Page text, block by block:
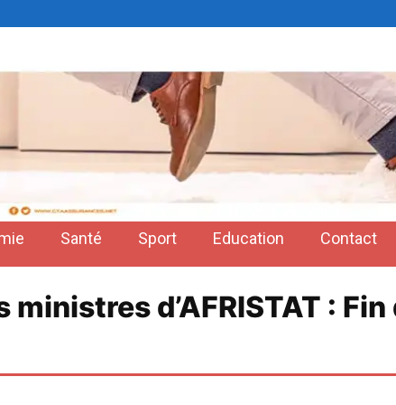
Santé Sport Education Contact
d’AFRISTAT :